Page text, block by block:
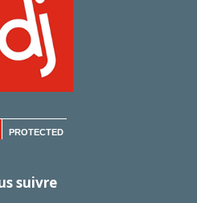
PROTECTED
suivre